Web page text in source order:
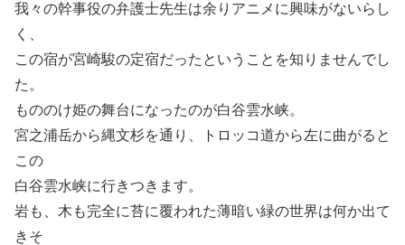
我々の幹事役の弁護士先生は余りアニメに興味がないらし
く、
この宿が宮崎駿の定宿だったということを知りませんでし
た。
もののけ姫の舞台になったのが白谷雲水峡。
宮之浦岳から縄文杉を通り、トロッコ道から左に曲がると
この
白谷雲水峡に行きつきます。
岩も、木も完全に苔に覆われた薄暗い緑の世界は何か出て
きそ